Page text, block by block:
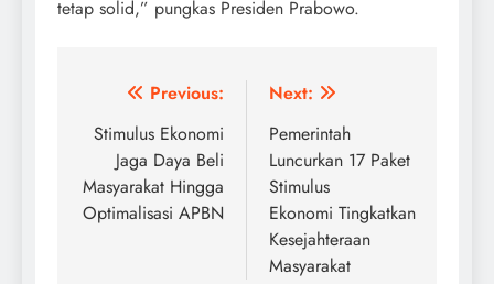
tetap solid,” pungkas Presiden Prabowo.
Post
navigation
Previous:
Stimulus Ekonomi
Jaga Daya Beli
Masyarakat Hingga
Optimalisasi APBN
Next:
Pemerintah
Luncurkan 17 Paket
Stimulus
Ekonomi Tingkatkan
Kesejahteraan
Masyarakat